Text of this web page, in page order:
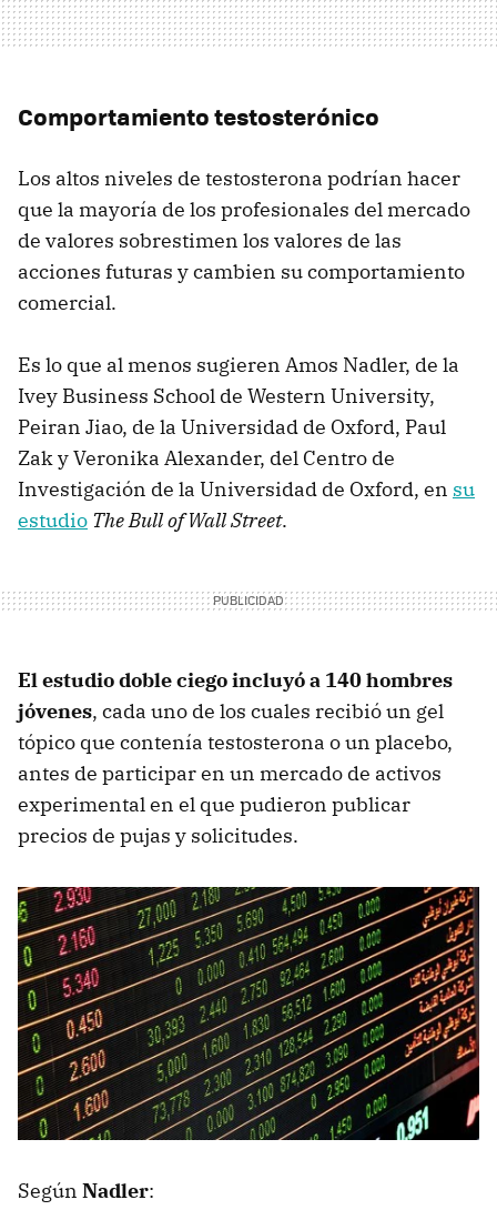
Comportamiento testosterónico
Los altos niveles de testosterona podrían hacer
que la mayoría de los profesionales del mercado
de valores sobrestimen los valores de las
acciones futuras y cambien su comportamiento
comercial.
Es lo que al menos sugieren Amos Nadler, de la
Ivey Business School de Western University,
Peiran Jiao, de la Universidad de Oxford, Paul
Zak y Veronika Alexander, del Centro de
Investigación de la Universidad de Oxford, en su
estudio The Bull of Wall Street.
El estudio doble ciego incluyó a 140 hombres
jóvenes, cada uno de los cuales recibió un gel
tópico que contenía testosterona o un placebo,
antes de participar en un mercado de activos
experimental en el que pudieron publicar
precios de pujas y solicitudes.
Según Nadler: